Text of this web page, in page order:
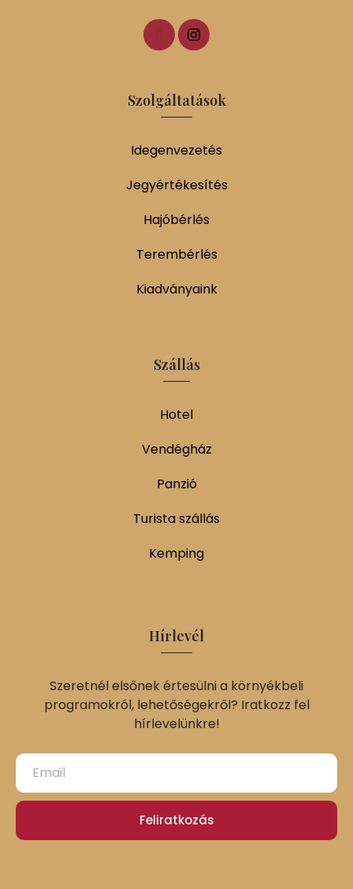
Szolgáltatások
Idegenvezetés
Jegyértékesítés
Hajóbérlés
Terembérlés
Kiadványaink
Szállás
Hotel
Vendégház
Panzió
Turista szállás
Kemping
Hírlevél
Szeretnél elsőnek értesülni a környékbeli
programokról, lehetőségekről? Iratkozz fel
hírlevelünkre!
Feliratkozás